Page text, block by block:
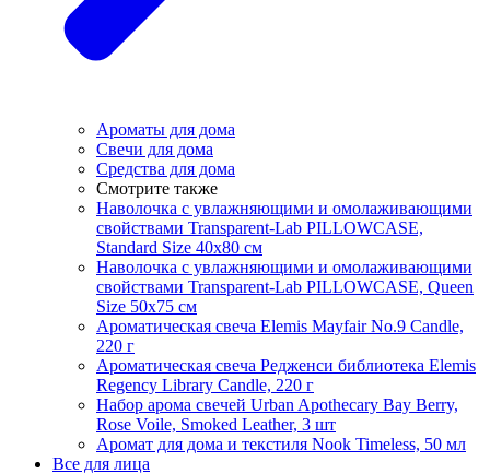
Ароматы для дома
Свечи для дома
Средства для дома
Смотрите также
Наволочка с увлажняющими и омолаживающими
свойствами Transparent-Lab PILLOWCASE,
Standard Size 40x80 см
Наволочка с увлажняющими и омолаживающими
свойствами Transparent-Lab PILLOWCASE, Queen
Size 50x75 см
Ароматическая свеча Elemis Mayfair No.9 Candle,
220 г
Ароматическая свеча Редженси библиотека Elemis
Regency Library Candle, 220 г
Набор арома свечей Urban Apothecary Bay Berry,
Rose Voile, Smoked Leather, 3 шт
Аромат для дома и текстиля Nook Timeless, 50 мл
Все для лица